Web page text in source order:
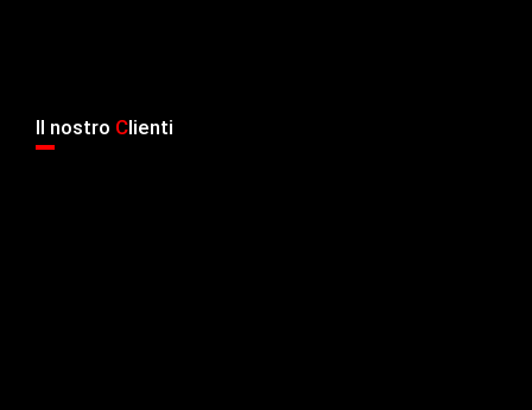
Il nostro Clienti